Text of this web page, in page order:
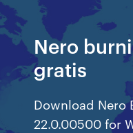
Nero
gratis
Download Nero
22.0.00500 for